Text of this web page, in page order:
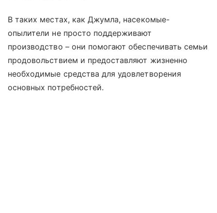
В таких местах, как Джумла, насекомые-
опылители не просто поддерживают
производство – они помогают обеспечивать семьи
продовольствием и предоставляют жизненно
необходимые средства для удовлетворения
основных потребностей.